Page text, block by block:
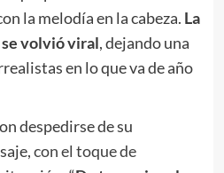
la melodía en la cabeza. La
volvió viral, dejando una
en lo que va de año
despedirse de su
con el toque de